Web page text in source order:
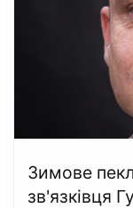
Зимове
зв'язківця